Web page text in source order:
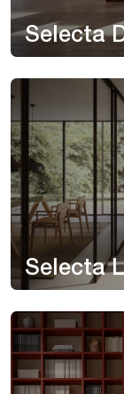
Selecta
Selecta